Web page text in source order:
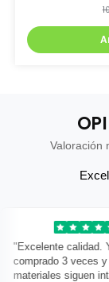
Valoración
"Excelente calidad. Ya
comprado 3 veces y los
materiales siguen